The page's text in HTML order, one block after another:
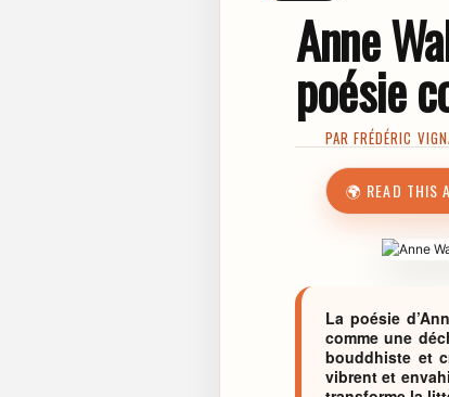
Anne
poésie
PARFRÉDÉRIC
🌍 READ THIS
La poésie
comme une
bouddhiste et
vibrent et